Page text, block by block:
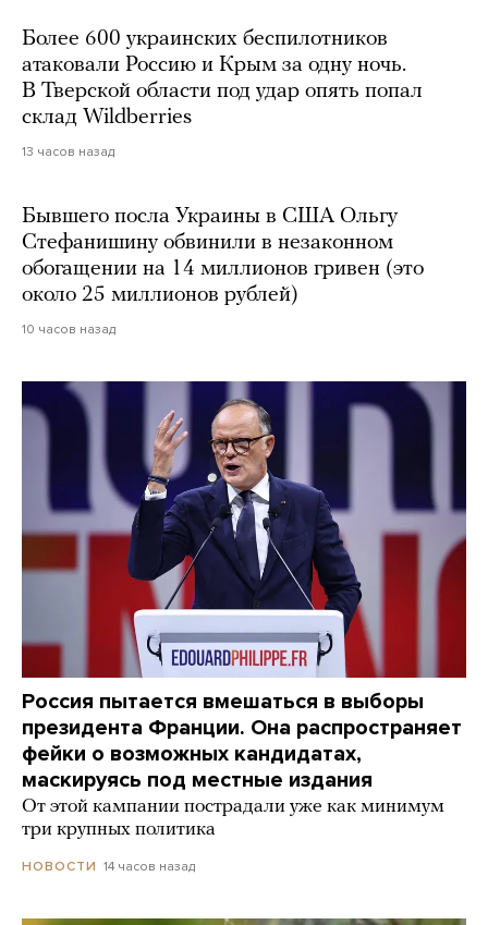
Более 600 украинских беспилотников
атаковали Россию и Крым за одну ночь.
В Тверской области под удар опять попал
склад Wildberries
13 часов назад
Бывшего посла Украины в США Ольгу
Стефанишину обвинили в незаконном
обогащении на 14 миллионов гривен (это
около 25 миллионов рублей)
10 часов назад
Россия пытается вмешаться в выборы
президента Франции. Она распространяет
фейки о возможных кандидатах,
маскируясь под местные издания
От этой кампании пострадали уже как минимум
три крупных политика
НОВОСТИ 14 часов назад